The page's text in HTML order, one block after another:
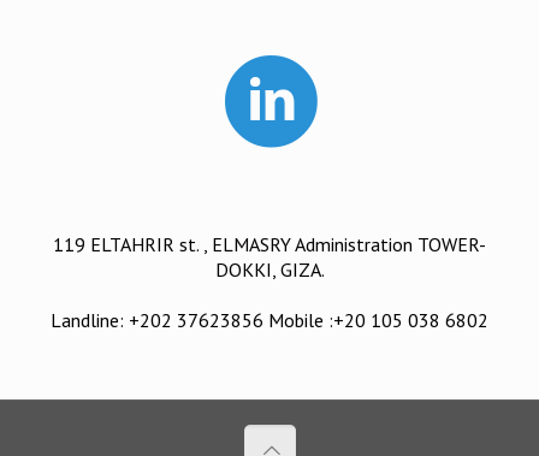
119 ELTAHRIR st. , ELMASRY Administration TOWER-
DOKKI, GIZA.
Landline: +202 37623856 Mobile :+20 105 038 6802